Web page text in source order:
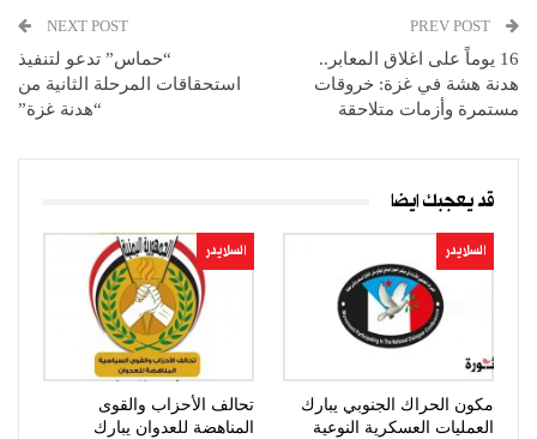
16 يوماً على اغلاق المعابر..
هدنة هشة في غزة: خروقات
مستمرة وأزمات متلاحقة
NEXT POST
“حماس” تدعو لتنفيذ
استحقاقات المرحلة الثانية من
“هدنة غزة”
قد يعجبك ايضا
السلايدر
مكون الحراك الجنوبي يبارك
العمليات العسكرية النوعية
السلايدر
تحالف الأحزاب والقوى
المناهضة للعدوان يبارك